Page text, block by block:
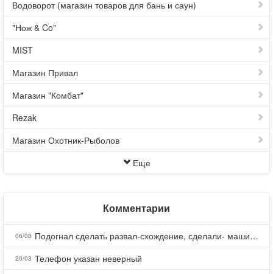
Водоворот (магазин товаров для бань и саун)
"Нож & Co"
MIST
Магазин Привал
Магазин "Комбат"
Rezak
Магазин Охотник-Рыболов
Еще
Комментарии
06/08 Подогнал сделать развал-схождение, сделали- машина уходит на право и колеса проверил все хорошо с атмосферами ужас как можно делать авто, не ужели не берегут свою репутацию, не советую.
20/03 Телефон указан неверный